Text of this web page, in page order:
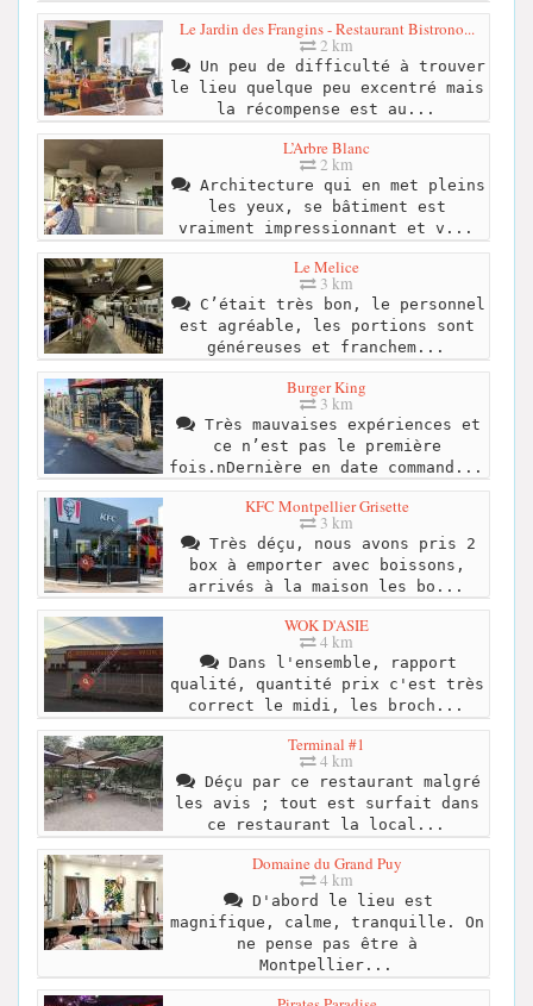
Le Jardin des Frangins - Restaurant Bistrono...
2 km
Un peu de difficulté à trouver
le lieu quelque peu excentré mais
la récompense est au...
L’Arbre Blanc
2 km
Architecture qui en met pleins
les yeux, se bâtiment est
vraiment impressionnant et v...
Le Melice
3 km
C’était très bon, le personnel
est agréable, les portions sont
généreuses et franchem...
Burger King
3 km
Très mauvaises expériences et
ce n’est pas le première
fois.nDernière en date command...
KFC Montpellier Grisette
3 km
Très déçu, nous avons pris 2
box à emporter avec boissons,
arrivés à la maison les bo...
WOK D'ASIE
4 km
Dans l'ensemble, rapport
qualité, quantité prix c'est très
correct le midi, les broch...
Terminal #1
4 km
Déçu par ce restaurant malgré
les avis ; tout est surfait dans
ce restaurant la local...
Domaine du Grand Puy
4 km
D'abord le lieu est
magnifique, calme, tranquille. On
ne pense pas être à
Montpellier...